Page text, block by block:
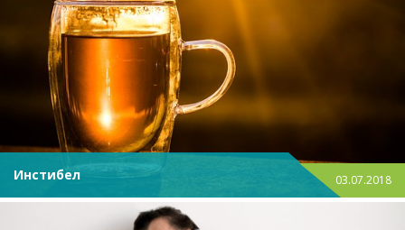
Инстибел 03.07.2018